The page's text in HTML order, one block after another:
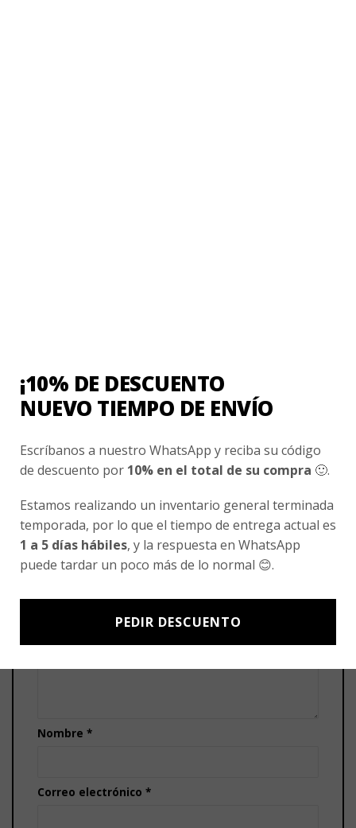
VALORACIONES
Liceo Brainstorm”
Tu puntuación*
1 de 5 estrellas 2 de 5 estrellas
3 de 5 estrellas
Nombre *
Correo electrónico *
¡10% DE DESCUENTO
NUEVO TIEMPO DE ENVÍO
Escríbanos a nuestro WhatsApp y reciba su código
de descuento por 10% en el total de su compra 🙂.
Estamos realizando un inventario general terminada
temporada, por lo que el tiempo de entrega actual es
1 a 5 días hábiles, y la respuesta en WhatsApp
puede tardar un poco más de lo normal 😊.
PEDIR DESCUENTO